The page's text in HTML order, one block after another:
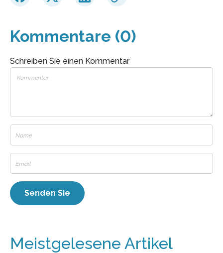
Kommentare (0)
Schreiben Sie einen Kommentar
Meistgelesene Artikel